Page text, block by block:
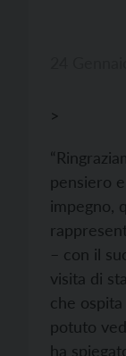
>
pensiero
impegno,
– con il
visita di
che
potuto
ha